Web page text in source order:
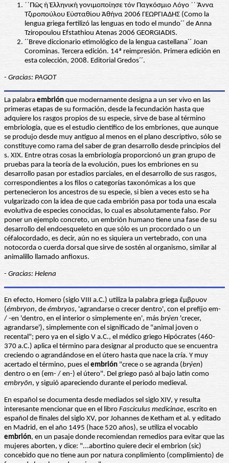
´´Πῶς ἡ Ἑλληνική γονιμοποίησε τόν Παγκόσμιο Λόγο ´´ Ἂννα
Τζιροπούλου Εὐσταθίου Ἀθήνα 2006 ΓΕΩΡΓΙΑΔΗΣ (Como la
lengua griega fertilizó las lenguas en todo el mundo´´ de Anna
Tziropoulou Efstathiou Atenas 2006 GEORGIADIS.
´´Breve diccionario etimológico de la lengua castellana´´ Joan
Corominas. Tercera edición. 14ª reimpresión. Primera edición en
esta colección, 2008. Editorial Gredos´´.
- Gracias: PAGOT
La palabra embrión que modernamente designa a un ser vivo en las
primeras etapas de su formación, desde la fecundación hasta que
adquiere los rasgos propios de su especie, sirve de base al término
embriología, que es el estudio científico de los embriones, que aunque
se produjo desde muy antiguo al menos en el plano descriptivo, sólo se
constituye como rama del saber de gran desarrollo desde principios del
s. XIX. Entre otras cosas la embriología proporcionó un gran grupo de
pruebas para la teoría de la evolución, pues los embriones en su
desarrollo pasan por estadios parciales, en el desarrollo de sus rasgos,
correspondientes a los filos o categorías taxonómicas a los que
pertenecieron los ancestros de su especie, si bien a veces esto se ha
vulgarizado con la idea de que cada embrión pasa por toda una escala
evolutiva de especies conocidas, lo cual es absolutamente falso. Por
poner un ejemplo concreto, un embrión humano tiene una fase de su
desarrollo del endoesqueleto en que sólo es un procordado o un
céfalocordado, es decir, aún no es siquiera un vertebrado, con una
notocorda o cuerda dorsal que sirve de sostén al organismo, similar al
animalillo llamado anfioxus.
- Gracias: Helena
En efecto, Homero (siglo VIII a.C.) utiliza la palabra griega ἔμβρυον
(émbryon, de émbryos, 'agrandarse o crecer dentro', con el prefijo em-
/ -en 'dentro, en el interior o simplemente en', más brýen 'crecer,
agrandarse'), simplemente con el significado de "animal joven o
recental"; pero ya en el siglo V a.C., el médico griego Hipócrates (460-
370 a.C.) aplica el término para designar al producto que se encuentra
creciendo o agrandándose en el útero hasta que nace la cría. Y muy
acertado el término, pues el embrión "crece o se agranda (brýen)
dentro o en (em- / en-) el útero". Del griego pasó al bajo latín como
embryōn, y siguió apareciendo durante el periodo medieval.
En español se documenta desde mediados sel siglo XIV, y resulta
interesante mencionar que en el libro Fasciculus medicinae, escrito en
español de finales del siglo XV, por Johannes de Ketham et al. y editado
en Madrid, en el año 1495 (hace 520 años), se utiliza el vocablo
embrión, en un pasaje donde recomiendan remedios para evitar que las
mujeres aborten, y dice: "...abortino quiere decir el embrion (sic)
concebido que no tiene aun por natura conplimiento (complimiento) de